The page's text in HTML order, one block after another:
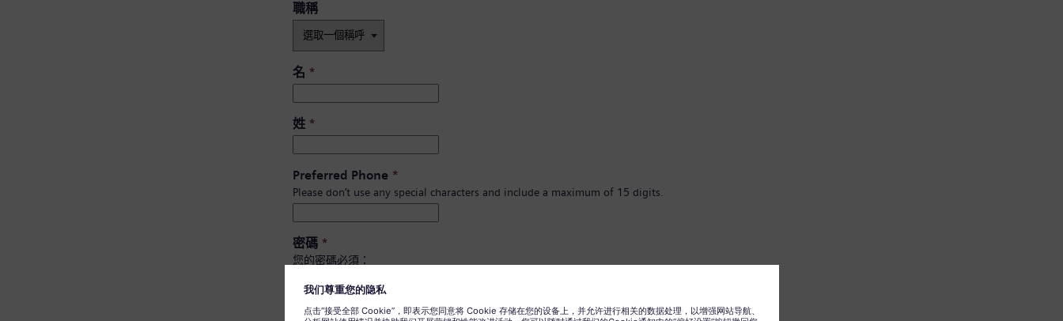
職稱
名 *
姓 *
Preferred Phone *
Please don’t use any special characters and include a maximum of 15 digits.
密碼 *
您的密碼必須：
至少有 8 個字元。
有大小寫字母，並且至少有一個數字及一個符號。